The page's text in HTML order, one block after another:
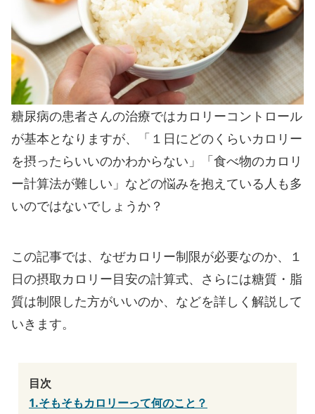
糖尿病の患者さんの治療ではカロリーコントロール
が基本となりますが、「１日にどのくらいカロリー
を摂ったらいいのかわからない」「食べ物のカロリ
ー計算法が難しい」などの悩みを抱えている人も多
いのではないでしょうか？
この記事では、なぜカロリー制限が必要なのか、１
日の摂取カロリー目安の計算式、さらには糖質・脂
質は制限した方がいいのか、などを詳しく解説して
いきます。
目次
1.そもそもカロリーって何のこと？